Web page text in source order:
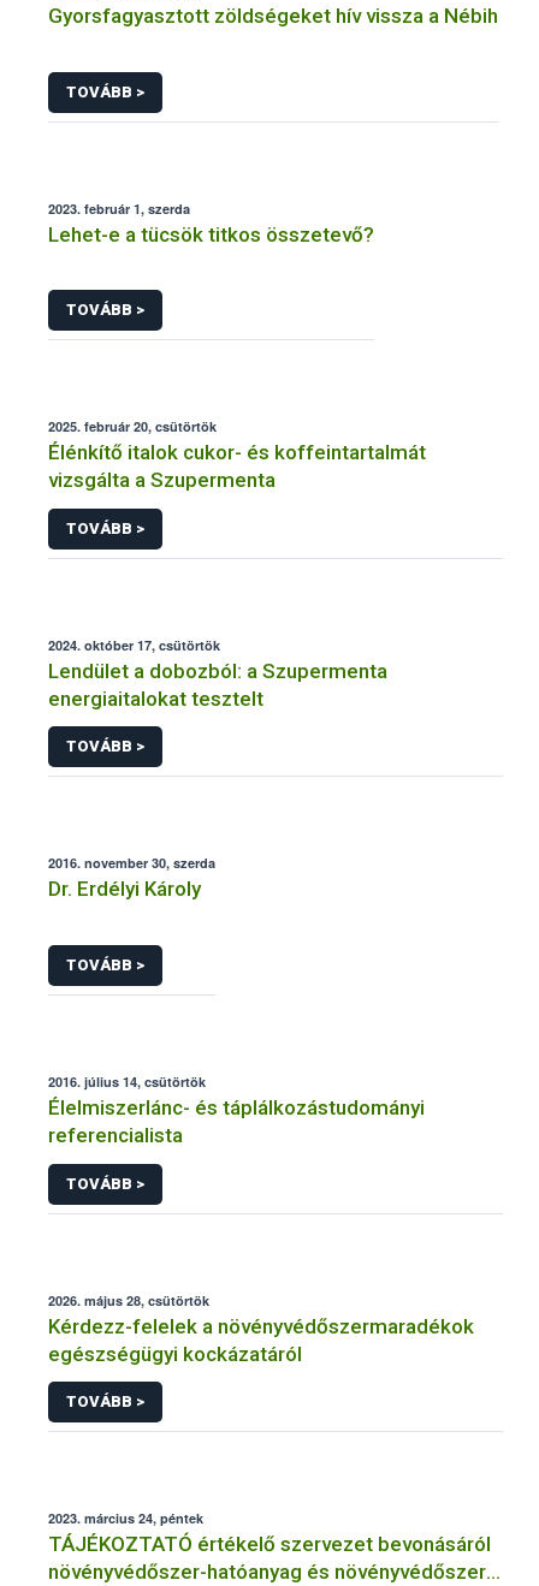
Gyorsfagyasztott zöldségeket hív vissza a Nébih
TOVÁBB >
2023. február 1, szerda
Lehet-e a tücsök titkos összetevő?
TOVÁBB >
2025. február 20, csütörtök
Élénkítő italok cukor- és koffeintartalmát
vizsgálta a Szupermenta
TOVÁBB >
2024. október 17, csütörtök
Lendület a dobozból: a Szupermenta
energiaitalokat tesztelt
TOVÁBB >
2016. november 30, szerda
Dr. Erdélyi Károly
TOVÁBB >
2016. július 14, csütörtök
Élelmiszerlánc- és táplálkozástudományi
referencialista
TOVÁBB >
2026. május 28, csütörtök
Kérdezz-felelek a növényvédőszermaradékok
egészségügyi kockázatáról
TOVÁBB >
2023. március 24, péntek
TÁJÉKOZTATÓ értékelő szervezet bevonásáról
növényvédőszer-hatóanyag és növényvédőszer